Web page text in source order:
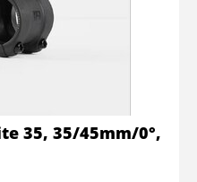
35, 35/45mm/0°,